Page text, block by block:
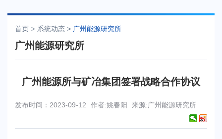
首页 系统动态 > 广州能源研究所
广州能源研究所
广州能源所与矿冶集团签署战略合作协议
发布时间：2023-09-12 作者:姚春阳 来源:广州能源研究所